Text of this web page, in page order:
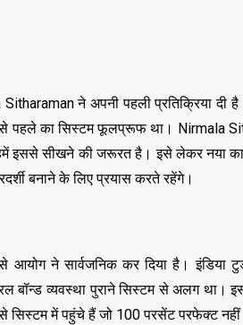
ने अपनी पहली प्रतिक्रिया दी
पहले का सिस्टम फूलप्रूफ था। Nirmala
इससे सीखने की जरूरत है। इसे लेकर नया
बनाने के लिए प्रयास करते रहेंगे।
आयोग ने सार्वजनिक कर दिया है। इंडिया
बॉन्ड व्यवस्था पुराने सिस्टम से अलग था।
में पहुंचे हैं जो 100 परसेंट परफेक्ट नहीं